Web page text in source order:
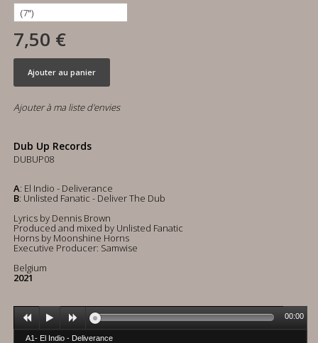
7,50 €
Ajouter au panier
Ajouter à ma liste d'envies
Dub Up Records
DUBUP08
A: El Indio - Deliverance
B: Unlisted Fanatic - Deliver The Dub
Lyrics by Dennis Brown
Produced and mixed by Unlisted Fanatic
Horns by Moonshine Horns
Executive Producer: Samwise
Belgium
2021
A1- El Indio - Deliverance
00:00